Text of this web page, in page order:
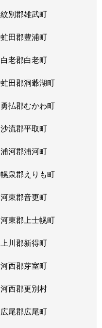
紋別郡雄武町
虻田郡豊浦町
白老郡白老町
虻田郡洞爺湖町
勇払郡むかわ町
沙流郡平取町
浦河郡浦河町
幌泉郡えりも町
河東郡音更町
河東郡上士幌町
上川郡新得町
河西郡芽室町
河西郡更別村
広尾郡広尾町